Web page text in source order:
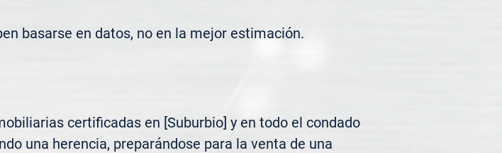
basarse en datos, no en la mejor estimación.
certificadas en [Suburbio] y en todo el condado
una herencia, preparándose para la venta de una